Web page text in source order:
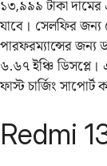
১৩,৯৯৯ টাকা
যাবে। সেলফির জন্য
পারফরম্যান্সের জন্য
৬.৬৭ ইঞ্চি ডিসপ্লে।
ফাস্ট চার্জিং সাপোর্ট
Redmi